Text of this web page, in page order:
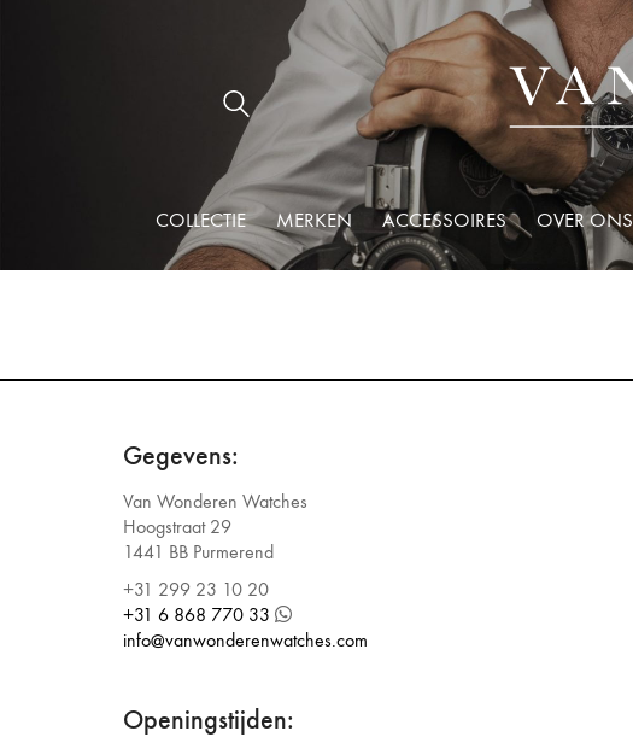
COLLECTIE MERKEN ACCESSOIRES OVER ONS
Gegevens:
Van Wonderen Watches
Hoogstraat 29
1441 BB Purmerend
+31 299 23 10 20
+31 6 868 770 33
info@vanwonderenwatches.com
Openingstijden: